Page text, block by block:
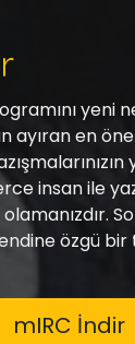
yeni
ayıran en
insan ile
özgü bir
mIRC İndir